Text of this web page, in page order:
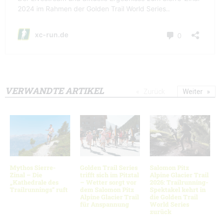
VERWANDTE ARTIKEL
Mythos Sierre-
Zinal – Die
„Kathedrale des
Trailrunnings“ ruft
Golden Trail Series
trifft sich im Pitztal
– Wetter sorgt vor
dem Salomon Pitz
Alpine Glacier Trail
für Anspannung
Salomon Pitz
Alpine Glacier Trail
2026: Trailrunning-
Spektakel kehrt in
die Golden Trail
World Series
zurück
Weiter